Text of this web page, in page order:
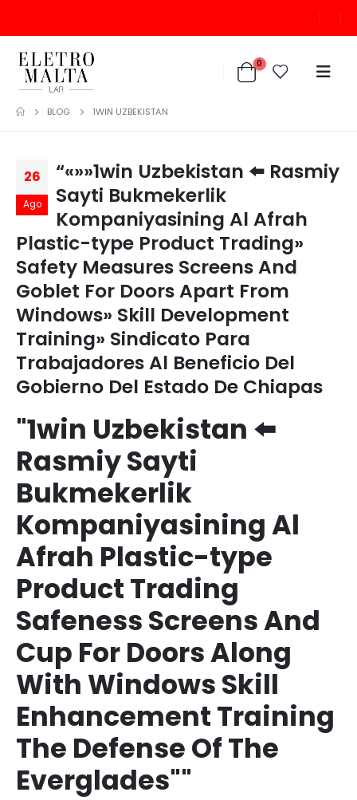
0
BLOG 1WIN UZBEKISTAN
26
Ago
“«»»1win Uzbekistan ⬅️ Rasmiy
Sayti Bukmekerlik
Kompaniyasining Al Afrah
Plastic-type Product Trading»
Safety Measures Screens And
Goblet For Doors Apart From
Windows» Skill Development
Training» Sindicato Para
Trabajadores Al Beneficio Del
Gobierno Del Estado De Chiapas
"1win Uzbekistan ⬅️
Rasmiy Sayti
Bukmekerlik
Kompaniyasining Al
Afrah Plastic-type
Product Trading
Safeness Screens And
Cup For Doors Along
With Windows Skill
Enhancement Training
The Defense Of The
Everglades""